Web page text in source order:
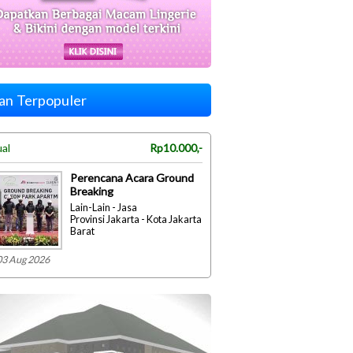
Terpopuler
Rp10.000,-
Aug 2026
Perencana Acara Ground
Breaking
Lain-Lain - Jasa
Provinsi Jakarta - Kota Jakarta
Barat